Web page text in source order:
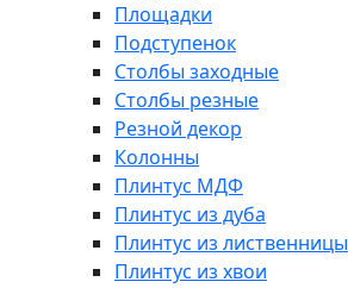
Площадки
Подступенок
Столбы заходные
Столбы резные
Резной декор
Колонны
Плинтус МДФ
Плинтус из дуба
Плинтус из лиственницы
Плинтус из хвои